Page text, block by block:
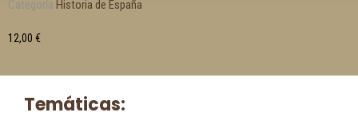
Temáticas:
Categoría Historia de España
12,00 €